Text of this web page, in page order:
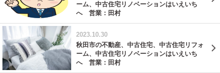
ーム、中古住宅リノベーションはいえいち
へ 営業：田村
2023.10.30
秋田市の不動産、中古住宅、中古住宅リフォ
ーム、中古住宅リノベーションはいえいち
へ 営業：田村